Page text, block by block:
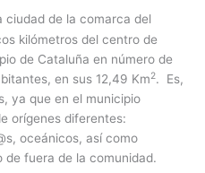
ciudad de la comarca del
kilómetros del centro de
de Cataluña en número de
en sus 12,49 Km2. Es,
ya que en el municipio
orígenes diferentes:
oceánicos, así como
fuera de la comunidad.